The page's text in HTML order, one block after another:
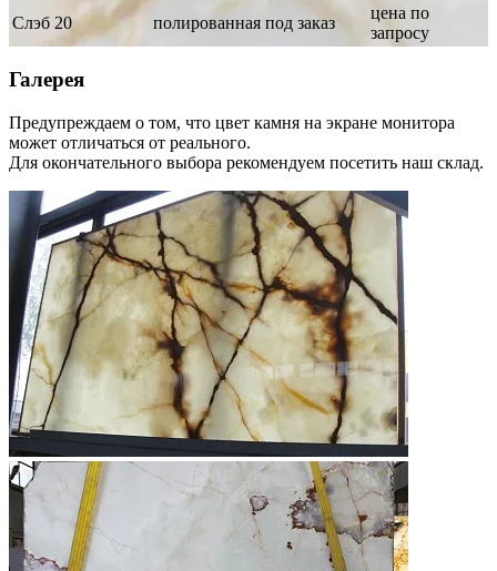
Слэб 20 полированная под заказ
цена по
запросу
Галерея
Предупреждаем о том, что цвет камня на экране монитора
может отличаться от реального.
Для окончательного выбора рекомендуем посетить наш склад.